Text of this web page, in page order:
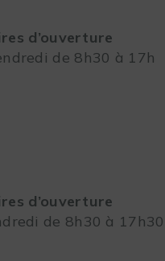
d’ouverture
de 8h30 à 17h
d’ouverture
de 8h30 à 17h30